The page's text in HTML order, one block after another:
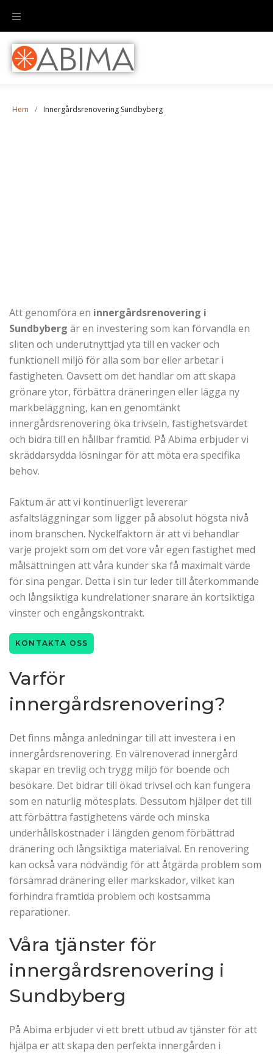
Hem / Innergårdsrenovering Sundbyberg
Att genomföra en innergårdsrenovering i
Sundbyberg är en investering som kan förvandla en
sliten och underutnyttjad yta till en vacker och
funktionell miljö för alla som bor eller arbetar i
fastigheten. Oavsett om det handlar om att skapa
grönare ytor, förbättra dräneringen eller lägga ny
markbeläggning, kan en genomtänkt
innergårdsrenovering öka trivseln, fastighetsvärdet
och bidra till en hållbar framtid. På Abima erbjuder vi
skräddarsydda lösningar för att möta era specifika
behov.
Faktum är att vi kontinuerligt levererar
asfaltsläggningar som ligger på absolut högsta nivå
inom branschen. Nyckelfaktorn är att vi behandlar
varje projekt som om det vore vår egen fastighet med
målsättningen att våra kunder ska få maximalt värde
för sina pengar. Detta i sin tur leder till återkommande
och långsiktiga kundrelationer snarare än kortsiktiga
vinster och engångskontrakt.
KONTAKTA OSS
Varför
innergårdsrenovering?
Det finns många anledningar till att investera i en
innergårdsrenovering. En välrenoverad innergård
skapar en trevlig och trygg miljö för boende och
besökare. Det bidrar till ökad trivsel och kan fungera
som en naturlig mötesplats. Dessutom hjälper det till
att förbättra fastighetens värde och minska
underhållskostnader i längden genom förbättrad
dränering och långsiktiga materialval. En renovering
kan också vara nödvändig för att åtgärda problem som
försämrad dränering eller markskador, vilket kan
förhindra framtida problem och kostsamma
reparationer.
Våra tjänster för
innergårdsrenovering i
Sundbyberg
På Abima erbjuder vi ett brett utbud av tjänster för att
hjälpa er att skapa den perfekta innergården i